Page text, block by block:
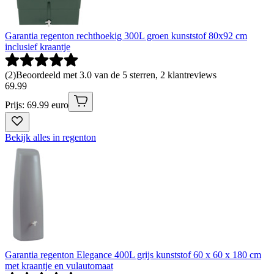
Garantia regenton rechthoekig 300L groen kunststof 80x92 cm
inclusief kraantje
(2)Beoordeeld met 3.0 van de 5 sterren, 2 klantreviews
69.99
Prijs: 69.99 euro
Bekijk alles in regenton
Garantia regenton Elegance 400L grijs kunststof 60 x 60 x 180 cm
met kraantje en vulautomaat